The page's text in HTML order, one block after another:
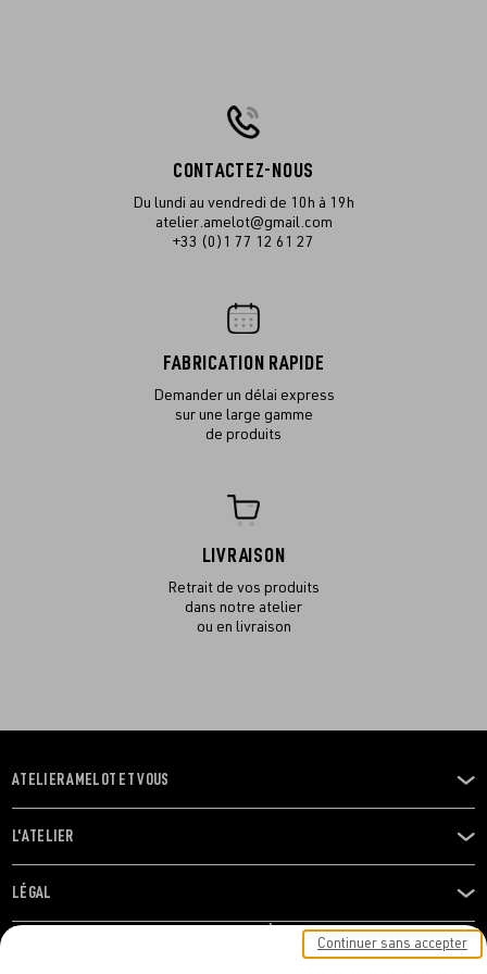
CONTACTEZ-NOUS
Du lundi au vendredi de 10h à 19h
atelier.amelot@gmail.com
+33 (0)1 77 12 61 27
FABRICATION RAPIDE
Demander un délai express
sur une large gamme
de produits
LIVRAISON
Retrait de vos produits
dans notre atelier
ou en livraison
OUVRIR
LE
MENU
ATELIER AMELOT ET VOUS
OUVRIR
LE
MENU
L'ATELIER
OUVRIR
LE
LÉGAL
RESTONS EN CONTACT ! ABONNEZ-VOUS À NOTRE
Continuer sans accepter